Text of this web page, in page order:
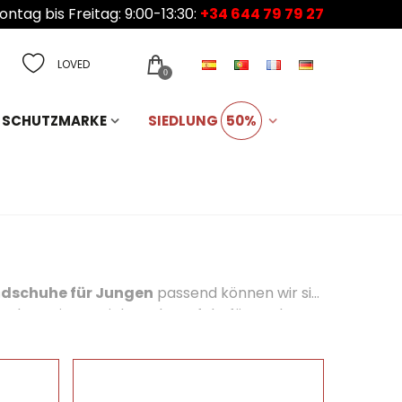
bis Freitag: 9:00-13:30: +34 644 79 79 27
LOVED 0
SCHUTZMARKE SIEDLUNG 50%
für Jungen passend können wir sie
eignen sich auch perfekt für Pooltage,